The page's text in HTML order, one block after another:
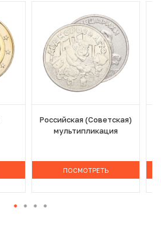
Российская (Советская)
мультипликация
ПОСМОТРЕТЬ